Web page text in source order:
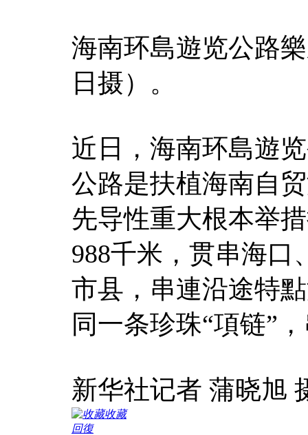
海南环島遊览公路
日摄）。
近日，海南环島遊
公路是扶植海南自
先导性重大根本举
988千米，贯串海口
市县，串連沿途特
同一条珍珠“項链”
新华社记者 蒲晓旭
收藏
回復